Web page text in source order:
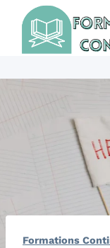
contenu
Formations